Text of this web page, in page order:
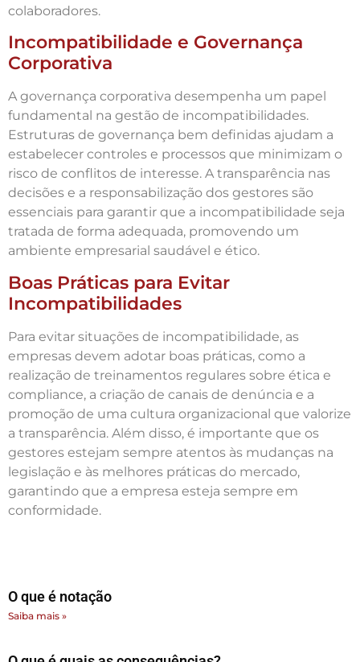
colaboradores.
Incompatibilidade e Governança
Corporativa
A governança corporativa desempenha um papel
fundamental na gestão de incompatibilidades.
Estruturas de governança bem definidas ajudam a
estabelecer controles e processos que minimizam o
risco de conflitos de interesse. A transparência nas
decisões e a responsabilização dos gestores são
essenciais para garantir que a incompatibilidade seja
tratada de forma adequada, promovendo um
ambiente empresarial saudável e ético.
Boas Práticas para Evitar
Incompatibilidades
Para evitar situações de incompatibilidade, as
empresas devem adotar boas práticas, como a
realização de treinamentos regulares sobre ética e
compliance, a criação de canais de denúncia e a
promoção de uma cultura organizacional que valorize
a transparência. Além disso, é importante que os
gestores estejam sempre atentos às mudanças na
legislação e às melhores práticas do mercado,
garantindo que a empresa esteja sempre em
conformidade.
O que é notação
Saiba mais »